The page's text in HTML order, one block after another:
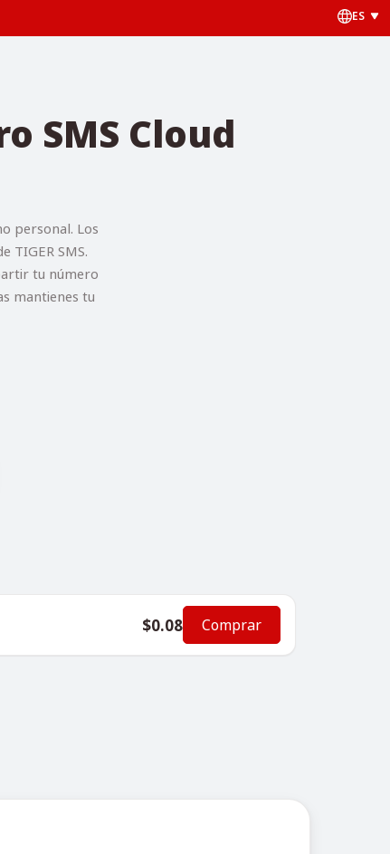
ES
SMS Cloud
personal. Los
TIGER SMS.
tu número
mantienes tu
$0.08 Comprar